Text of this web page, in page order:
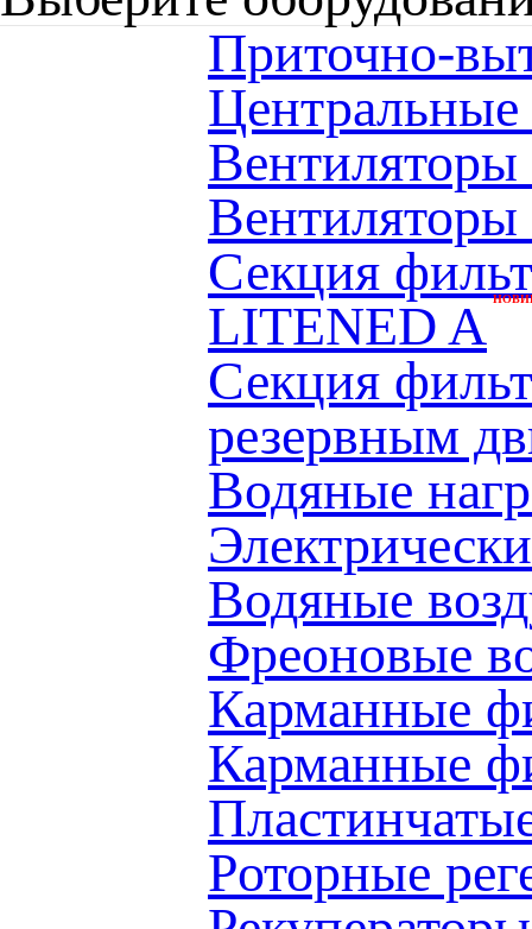
Приточно-
Секция
LITENED A
Секция
резервным
Водяные
Водяные
Фреоновые
Карманные
Карманные
Роторные